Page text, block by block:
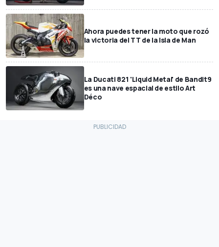
Ahora puedes tener la moto que rozó
la victoria del TT de la Isla de Man
La Ducati 821 'Liquid Metal' de Bandit9
es una nave espacial de estilo Art
Déco